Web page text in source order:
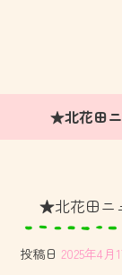
★北花田
★北花田ニ
投稿日 2025年4月